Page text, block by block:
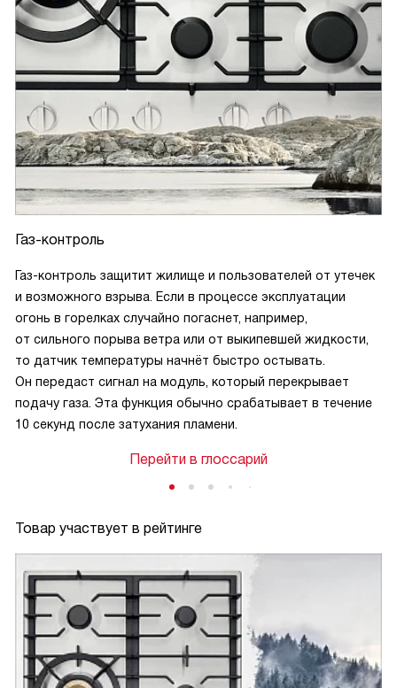
Газ-контроль
Газ-контроль защитит жилище и пользователей от утечек
и возможного взрыва. Если в процессе эксплуатации
огонь в горелках случайно погаснет, например,
от сильного порыва ветра или от выкипевшей жидкости,
то датчик температуры начнёт быстро остывать.
Он передаст сигнал на модуль, который перекрывает
подачу газа. Эта функция обычно срабатывает в течение
10 секунд после затухания пламени.
Перейти в глоссарий
Товар участвует в рейтинге